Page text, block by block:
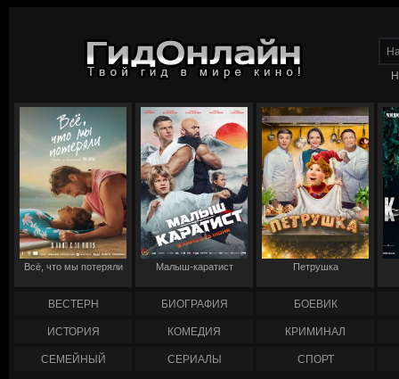
Всё, что мы потеряли Малыш-каратист Петрушка
ВЕСТЕРН БИОГРАФИЯ БОЕВИК
ИСТОРИЯ КОМЕДИЯ КРИМИНАЛ
СЕМЕЙНЫЙ СЕРИАЛЫ СПОРТ